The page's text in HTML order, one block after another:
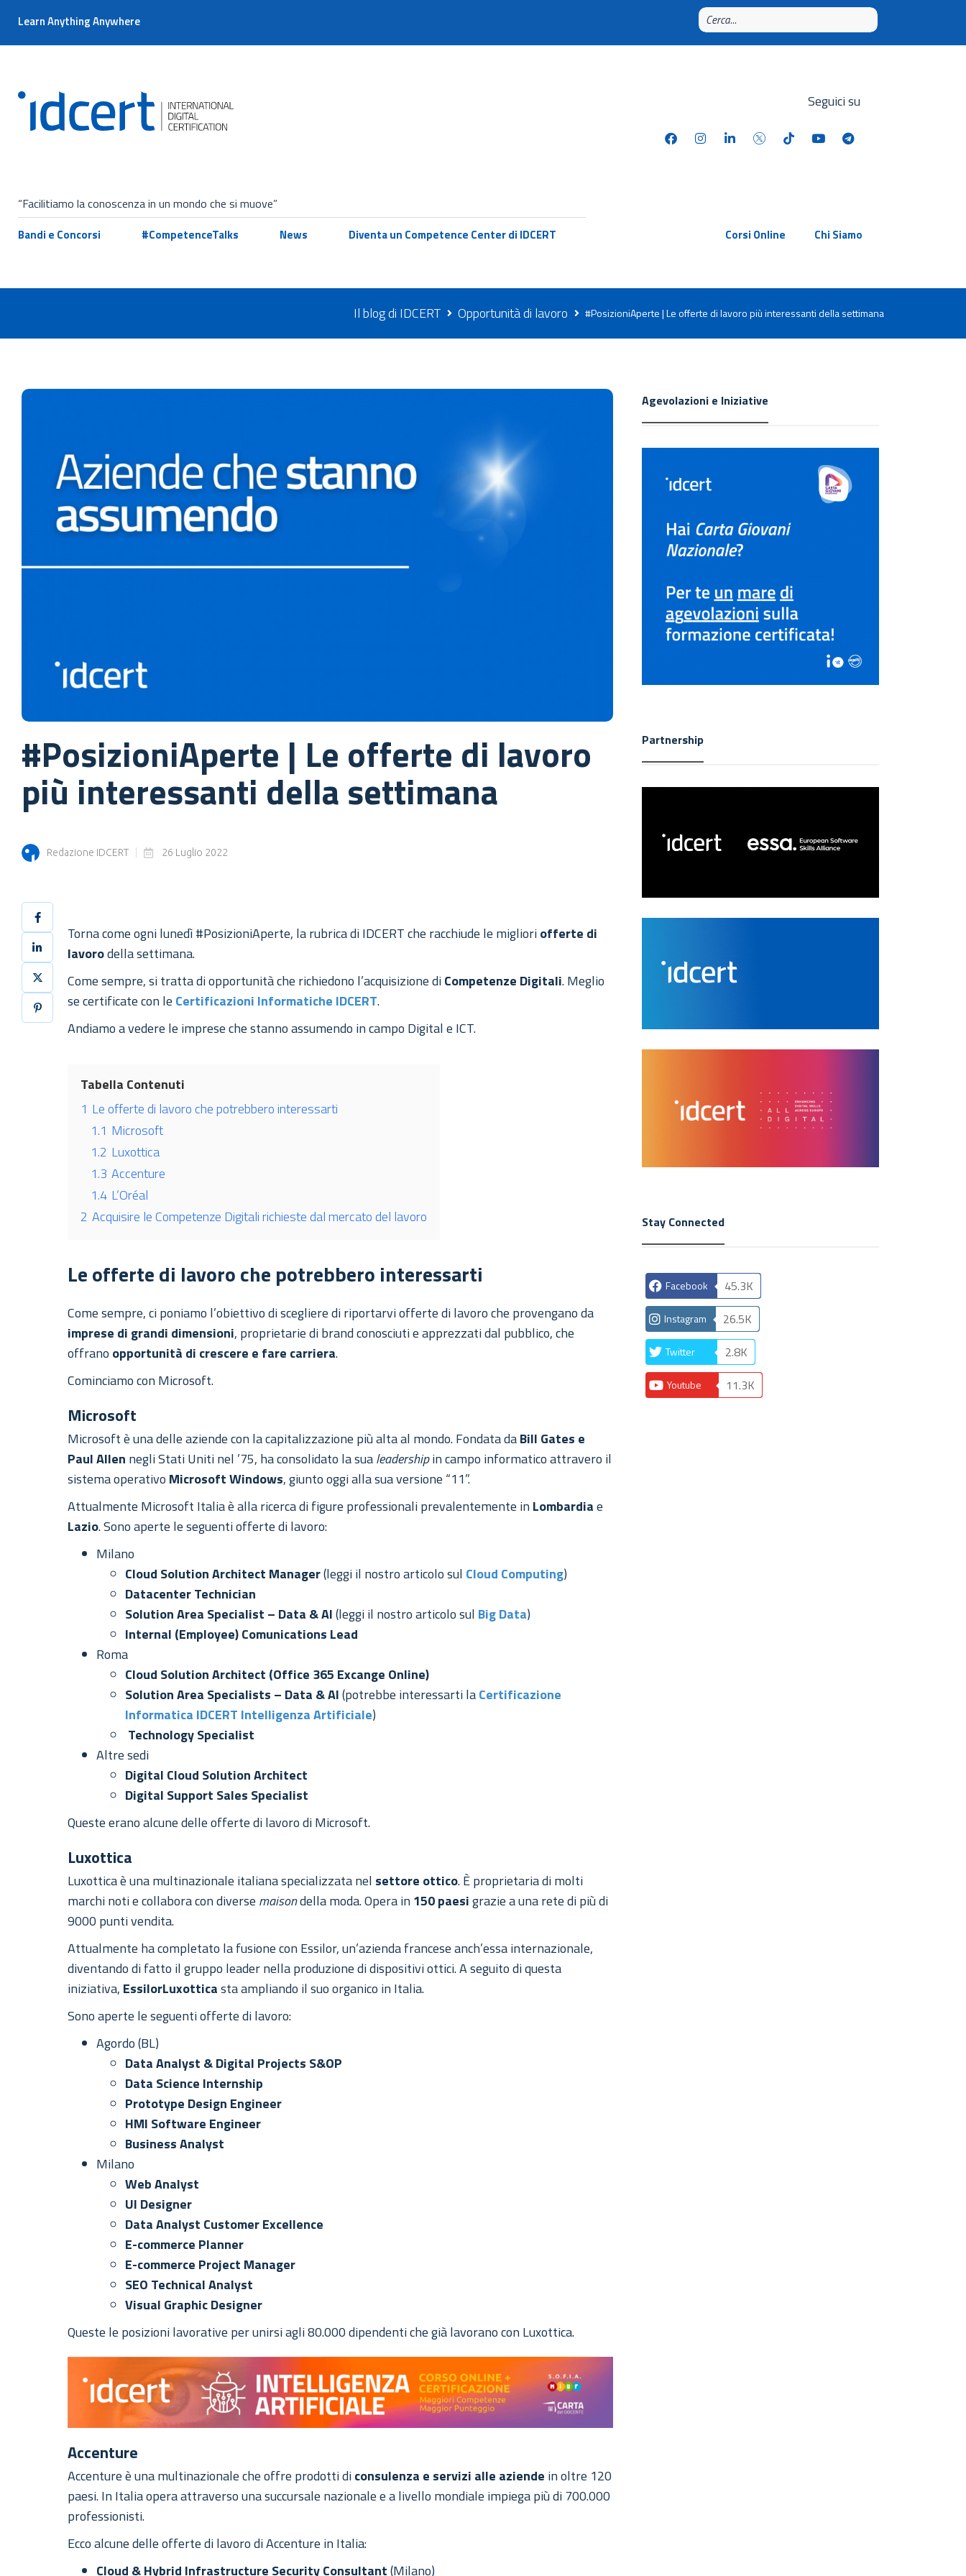
Learn Anything Anywhere
Seguici su
“Facilitiamo la conoscenza in un mondo che si muove”
Bandi e Concorsi #CompetenceTalks News Diventa un Competence Center di IDCERT Corsi Online Chi Siamo
Il blog di IDCERT Opportunità di lavoro #PosizioniAperte | Le offerte di lavoro più interessanti della settimana
#PosizioniAperte | Le offerte di lavoro
più interessanti della settimana
Redazione IDCERT 26 Luglio 2022
Torna come ogni lunedì #PosizioniAperte, la rubrica di IDCERT che racchiude le miglioriofferte di
lavorodella settimana.
Come sempre, si tratta di opportunità che richiedono l’acquisizione diCompetenze Digitali. Meglio
se certificate con le Certificazioni Informatiche IDCERT.
Andiamo a vedere le imprese che stanno assumendo in campo Digital e ICT.
Tabella Contenuti
1 Le offerte di lavoro che potrebbero interessarti
1.1 Microsoft
1.2 Luxottica
1.3 Accenture
1.4 L’Oréal
2 Acquisire le Competenze Digitali richieste dal mercato del lavoro
Le offerte di lavoro che potrebbero interessarti
Come sempre, ci poniamo l’obiettivo di scegliere di riportarvi offerte di lavoro che provengano da
imprese di grandi dimensioni, proprietarie di brand conosciuti e apprezzati dal pubblico, che
offrano opportunità di crescere e fare carriera.
Cominciamo con Microsoft.
Microsoft
Microsoft è una delle aziende con la capitalizzazione più alta al mondo. Fondata daBill Gates e
Paul Allen negli Stati Uniti nel ’75, ha consolidato la sualeadershipin campo informatico attravero il
sistema operativo Microsoft Windows, giunto oggi alla sua versione “11”.
Attualmente Microsoft Italia è alla ricerca di figure professionali prevalentemente in Lombardiae
Lazio. Sono aperte le seguenti offerte di lavoro:
Milano
Cloud Solution Architect Manager(leggi il nostro articolo sul Cloud Computing)
Datacenter Technician
Solution Area Specialist – Data & AI(leggi il nostro articolo sul Big Data)
Internal (Employee) Comunications Lead
Roma
Cloud Solution Architect (Office 365 Excange Online)
Solution Area Specialists – Data & AI(potrebbe interessarti laCertificazione
Informatica IDCERT Intelligenza Artificiale)
Technology Specialist
Altre sedi
Digital Cloud Solution Architect
Digital Support Sales Specialist
Queste erano alcune delle offerte di lavoro di Microsoft.
Luxottica
Luxottica è una multinazionale italiana specializzata nel settore ottico. È proprietaria di molti
marchi noti e collabora con diverse maisondella moda. Opera in 150 paesigrazie a una rete di più di
9000 punti vendita.
Attualmente ha completato la fusione con Essilor, un’azienda francese anch’essa internazionale,
diventando di fatto il gruppo leader nella produzione di dispositivi ottici. A seguito di questa
iniziativa, EssilorLuxotticasta ampliando il suo organico in Italia.
Sono aperte le seguenti offerte di lavoro:
Agordo (BL)
Data Analyst & Digital Projects S&OP
Data Science Internship
Prototype Design Engineer
HMI Software Engineer
Business Analyst
Milano
Web Analyst
UI Designer
Data Analyst Customer Excellence
E-commerce Planner
E-commerce Project Manager
SEO Technical Analyst
Visual Graphic Designer
Queste le posizioni lavorative per unirsi agli 80.000 dipendenti che già lavorano con Luxottica.
Accenture
Accenture è una multinazionale che offre prodotti diconsulenza e servizi alle aziende in oltre 120
paesi. In Italia opera attraverso una succursale nazionale e a livello mondiale impiega più di 700.000
professionisti.
Ecco alcune delle offerte di lavoro di Accenture in Italia:
Cloud & Hybrid Infrastructure Security Consultant(Milano)
Agevolazioni e Iniziative
Partnership
Stay Connected
Facebook 45.3K
Instagram 26.5K
Twitter 2.8K
Youtube 11.3K